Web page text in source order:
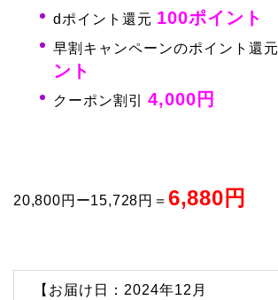
dポイント還元 100ポイント
早割キャンペーンのポイント還元
ント
クーポン割引 4,000円
20,800円ー15,728円＝ 6,880円
【お届け日：2024年12月